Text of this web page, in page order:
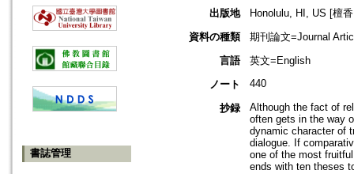
書誌管理
出版地
Honolulu, HI, US [檀
資料の種類
期刊論文=Journal
言語
英文=English
ノート
440
抄録
Although the fact of
often gets in the way
dynamic character of
dialogue. If
one of the most
ends with ten theses